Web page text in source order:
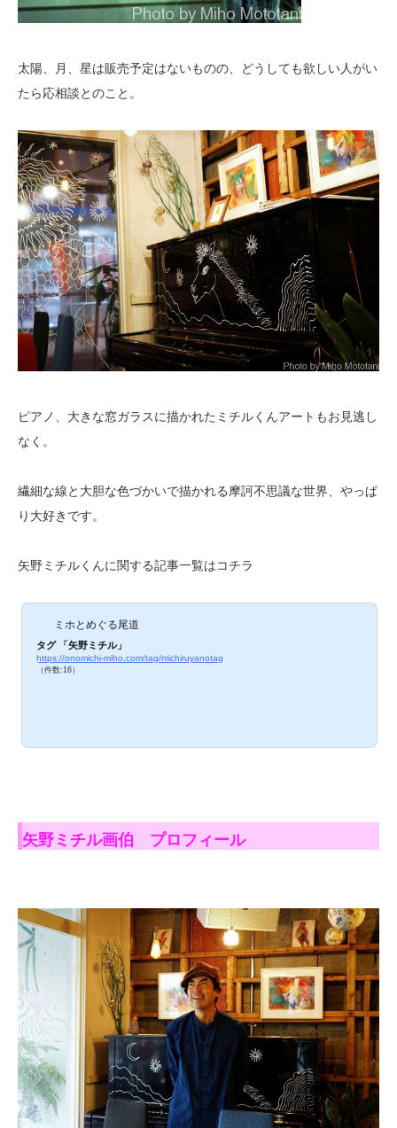
太陽、月、星は販売予定はないものの、どうしても欲しい人がい
たら応相談とのこと。
ピアノ、大きな窓ガラスに描かれたミチルくんアートもお見逃し
なく。
繊細な線と大胆な色づかいで描かれる摩訶不思議な世界、やっぱ
り大好きです。
矢野ミチルくんに関する記事一覧はコチラ
ミホとめぐる尾道
タグ 「矢野ミチル」
https://onomichi-miho.com/tag/michiruyanotag
（件数:16）
矢野ミチル画伯 プロフィール